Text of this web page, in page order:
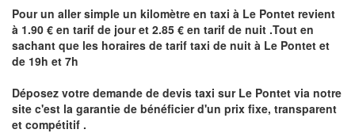
Pour un aller simple un kilomètre en taxi à Le Pontet revient
à 1.90 € en tarif de jour et 2.85 € en tarif de nuit .Tout en
sachant que les horaires de tarif taxi de nuit à Le Pontet et
de 19h et 7h
Déposez votre demande de devis taxi sur Le Pontet via notre
site c'est la garantie de bénéficier d'un prix fixe, transparent
et compétitif .